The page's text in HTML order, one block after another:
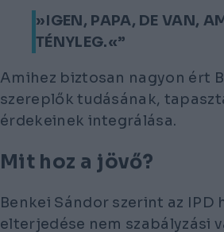
»IGEN, PAPA, DE VAN,
TÉNYLEG.«”
Amihez biztosan nagyon ért
szereplők tudásának,
érdekeinek integrálása.
Mit hoz a jövő?
Benkei Sándor szerint az IPD
elterjedése nem szabályzási